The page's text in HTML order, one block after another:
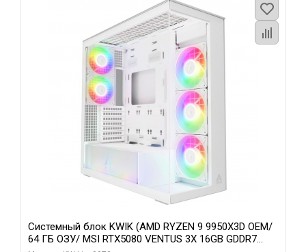
Системный блок KWIK (AMD RYZEN 9 9950X3D OEM/
64 ГБ ОЗУ/ MSI RTX5080 VENTUS 3X 16GB GDDR7